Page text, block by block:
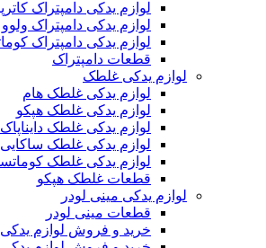
لوازم یدکی دامپتراک کاترپیلار
لوازم یدکی دامپتراک ولوو
لوازم یدکی دامپتراک کوماتسو
قطعات دامپتراک
لوازم یدکی غلطک
لوازم یدکی غلطک هام
لوازم یدکی غلطک هپکو
لوازم یدکی غلطک دایناپاک
لوازم یدکی غلطک ساکایی
لوازم یدکی غلطک کوماتسو
قطعات غلطک هپکو
لوازم یدکی مینی لودر
قطعات مینی لودر
خرید و فروش لوازم یدکی مینی لودر